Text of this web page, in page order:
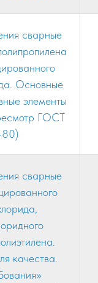
сварные
Основные
элементы
ГОСТ
80)
сварные
качества.